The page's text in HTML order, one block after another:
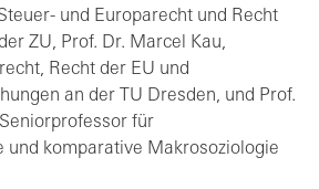
und Europarecht und Recht
ZU, Prof. Dr. Marcel Kau,
Recht der EU und
an der TU Dresden, und Prof.
für
und komparative Makrosoziologie